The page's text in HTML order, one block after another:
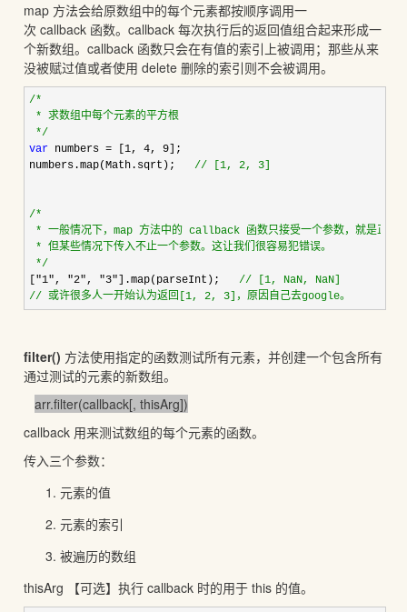
map 方法会给原数组中的每个元素都按顺序调用一
次 callback 函数。callback 每次执行后的返回值组合起来形成一
个新数组。callback 函数只会在有值的索引上被调用；那些从来
没被赋过值或者使用 delete 删除的索引则不会被调用。
/*
* 求数组中每个元素的平方根
*/
var numbers = [1, 4, 9 ];
numbers.map(Math.sqrt); // [1, 2, 3]
/*
* 一般情况下，map 方法中的 callback 函数只接受一个参数，就是正在
* 但某些情况下传入不止一个参数。这让我们很容易犯错误。
*/
"1", "2", "3"].map(parseInt); // [1, NaN, NaN]
// 或许很多人一开始认为返回[1, 2, 3]，原因自己去google。
filter() 方法使用指定的函数测试所有元素，并创建一个包含所有
通过测试的元素的新数组。
arr.filter(callback[, thisArg])
callback 用来测试数组的每个元素的函数。
传入三个参数：
元素的值
元素的索引
被遍历的数组
thisArg 【可选】执行 callback 时的用于 this 的值。